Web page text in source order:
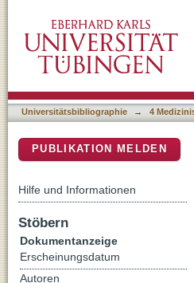
colonization with
undergoing elective
Universitätsbibliographie → 4
PUBLIKATION MELDEN
Hilfe und Informationen
Stöbern
Dokumentanzeige
Erscheinungsdatum
Autoren